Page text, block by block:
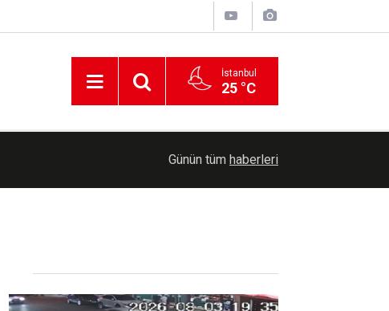
İstanbul
25 °C
Bakan Şimşek, Batman'da üç projenin açılışını
Günün tüm haberleri